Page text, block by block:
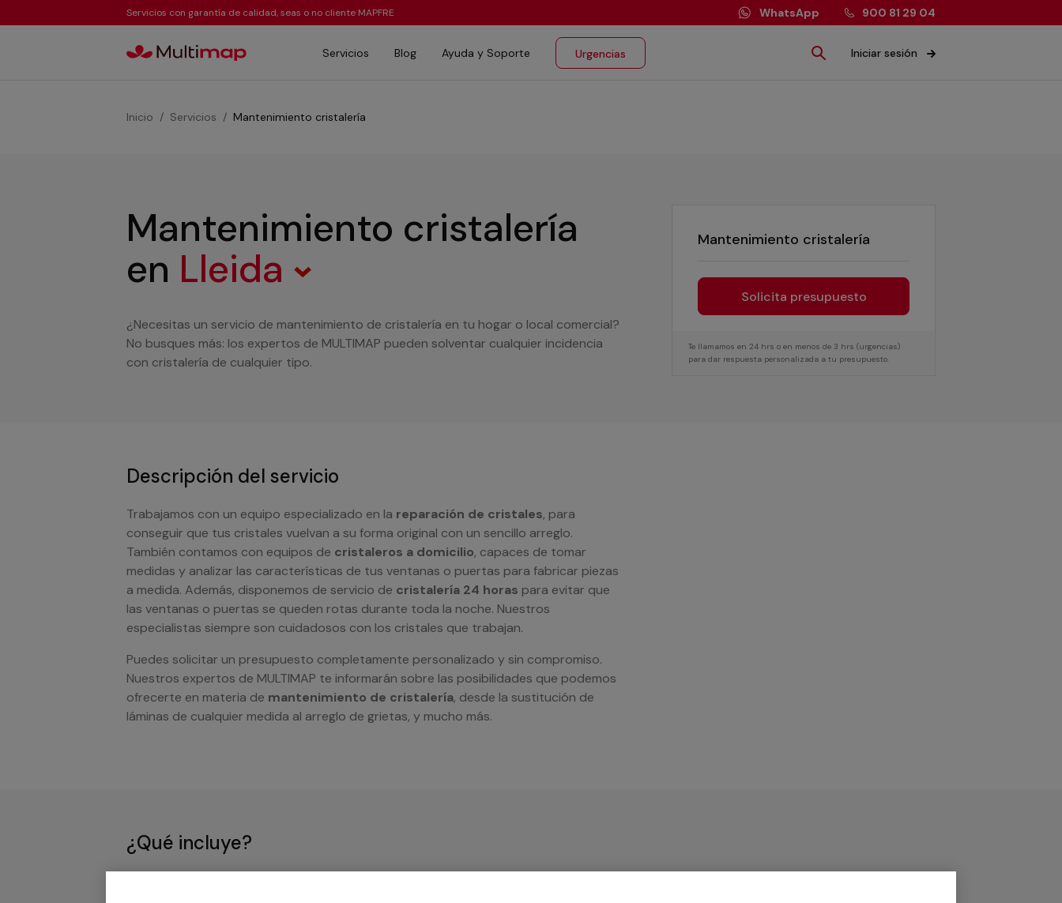
Servicios con garantía de calidad, seas o no cliente MAPFRE WhatsApp 900 81 29 04
Servicios Blog Ayuda y Soporte Urgencias Iniciar sesión
Inicio Servicios Mantenimiento cristalería
Mantenimiento cristalería
Solicita presupuesto
Te llamamos en 24 hrs o en menos de 3 hrs (urgencias)
para dar respuesta personalizada a tu presupuesto.
Mantenimiento cristalería
en Lleida
¿Necesitas un servicio de mantenimiento de cristalería en tu hogar o local comercial?
No busques más: los expertos de MULTIMAP pueden solventar cualquier incidencia
con cristalería de cualquier tipo.
Descripción del servicio
Trabajamos con un equipo especializado en la reparación de cristales, para
conseguir que tus cristales vuelvan a su forma original con un sencillo arreglo.
También contamos con equipos de cristaleros a domicilio, capaces de tomar
medidas y analizar las características de tus ventanas o puertas para fabricar piezas
a medida. Además, disponemos de servicio de cristalería 24 horas para evitar que
las ventanas o puertas se queden rotas durante toda la noche. Nuestros
especialistas siempre son cuidadosos con los cristales que trabajan.
Puedes solicitar un presupuesto completamente personalizado y sin compromiso.
Nuestros expertos de MULTIMAP te informarán sobre las posibilidades que podemos
ofrecerte en materia de mantenimiento de cristalería, desde la sustitución de
láminas de cualquier medida al arreglo de grietas, y mucho más.
¿Qué incluye?